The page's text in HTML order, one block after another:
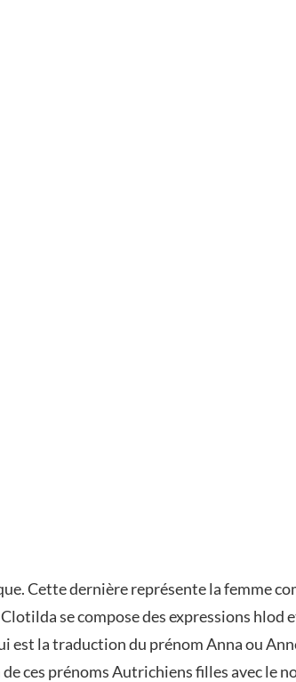
Cette dernière représente la femme
se compose des expressions hlod
est la traduction du prénom Anna ou
ces prénoms Autrichiens filles avec le